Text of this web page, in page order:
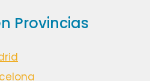
Provincias